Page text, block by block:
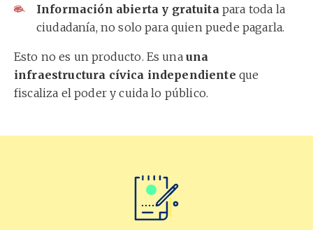
Información abierta y gratuitapara toda la
ciudadanía, no solo para quien puede pagarla.
Esto no es un producto. Es una una
infraestructura cívica independiente que
fiscaliza el poder y cuida lo público.